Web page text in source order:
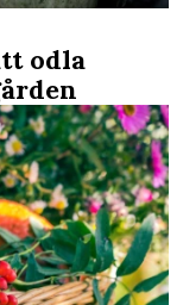
odla